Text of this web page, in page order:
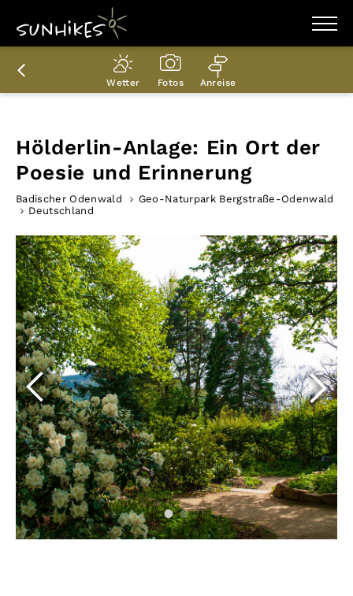
WANDERZIELE
WANDERUNGEN
ENTDECKEN
PLANER
Wetter Fotos Anreise
Hölderlin-Anlage: Ein Ort der
Poesie und Erinnerung
Badischer Odenwald
Geo-Naturpark Bergstraße-Odenwald
Deutschland